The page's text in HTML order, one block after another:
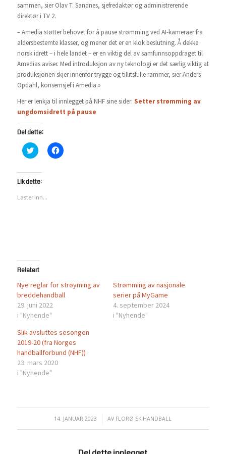
sammen, sier Olav T. Sandnes, sjefredaktør og administrerende
direktør i TV 2.
– Amedia støtter behovet for å pause strømming ved AI-kameraer fra
aldersbestemte klasser, og mener det er en klok beslutning. Å dekke
norsk idrett – i hele landet – er en viktig del av samfunnsoppdraget til
Amedias aviser. Med introduksjon av ny teknologi er det særlig viktig at
produksjonen skjer innenfor trygge og tillitsfulle rammer, sier Anders
Opdahl, konsernsjef i Amedia.»
Her er lenkja til innlegget på NHF sine sider: Setter strømming av
ungdomsidrett på pause
Del dette:
Klikk
for
på
Twitter(åpnes
en
ny
Klikk
for
Lik dette:
Laster inn...
Relatert
Nye reglar for strøyming av
breddehandball
29. juni 2022
i "Nyhende"
Strømming av nasjonale
serier på MyGame
4. september 2024
i "Nyhende"
Slik avsluttes sesongen
2019-20 (fra Norges
handballforbund (NHF))
23. mars 2020
i "Nyhende"
14. JANUAR 2023
/ AV FLORØ SK HANDBALL